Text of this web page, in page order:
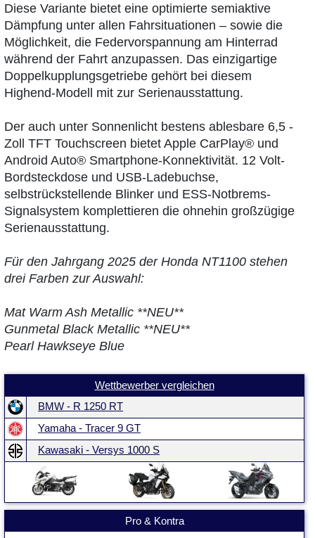
Diese Variante bietet eine optimierte semiaktive
Dämpfung unter allen Fahrsituationen – sowie die
Möglichkeit, die Federvorspannung am Hinterrad
während der Fahrt anzupassen. Das einzigartige
Doppelkupplungsgetriebe gehört bei diesem
Highend-Modell mit zur Serienausstattung.
Der auch unter Sonnenlicht bestens ablesbare 6,5 ­
Zoll­ TFT ­Touchscreen bietet Apple CarPlay®­ und
Android Auto®­ Smartphone-Konnektivität. 12 Volt-
Bordsteckdose und USB-Ladebuchse,
selbstrückstellende Blinker und ESS-Notbrems-
Signalsystem komplettieren die ohnehin großzügige
Serienausstattung.
Für den Jahrgang 2025 der Honda NT1100 stehen
drei Farben zur Auswahl:
Mat Warm Ash Metallic **NEU**
Gunmetal Black Metallic **NEU**
Pearl Hawkseye Blue
Wettbewerber vergleichen
BMW - R 1250 RT
Yamaha - Tracer 9 GT
Kawasaki - Versys 1000 S
Pro & Kontra